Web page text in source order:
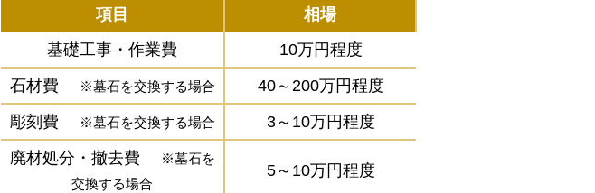
項目
相場
基礎工事・作業費
10万円程度
石材費
※墓石を交換する場合
40～200万円程度
彫刻費
※墓石を交換する場合
3～10万円程度
廃材処分・撤去費
※墓石を
交換する場合
5～10万円程度